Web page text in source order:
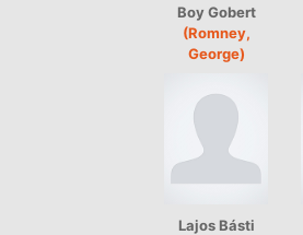
Boy Gobert
(Romney,
George)
Lajos Básti